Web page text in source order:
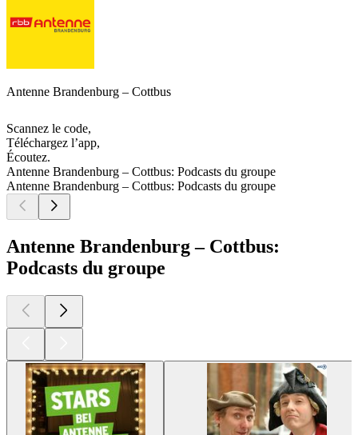
Antenne Brandenburg – Cottbus
Scannez le code,
Téléchargez l’app,
Écoutez.
Antenne Brandenburg – Cottbus: Podcasts du groupe
Antenne Brandenburg – Cottbus: Podcasts du groupe
Antenne Brandenburg – Cottbus:
Podcasts du groupe